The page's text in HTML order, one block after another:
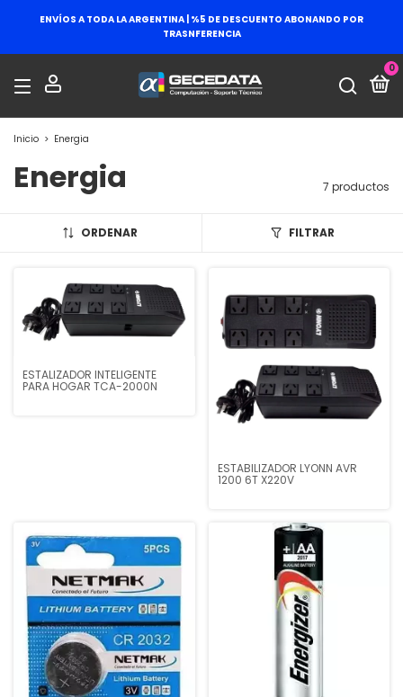
ENVÍOS A TODA LA ARGENTINA | %5 DE DESCUENTO ABONANDO POR
TRASNFERENCIA
0
Inicio > Energia
Energia 7 productos
ORDENAR FILTRAR
ESTALIZADOR INTELIGENTE
PARA HOGAR TCA-2000N
ESTABILIZADOR LYONN AVR
1200 6T X220V